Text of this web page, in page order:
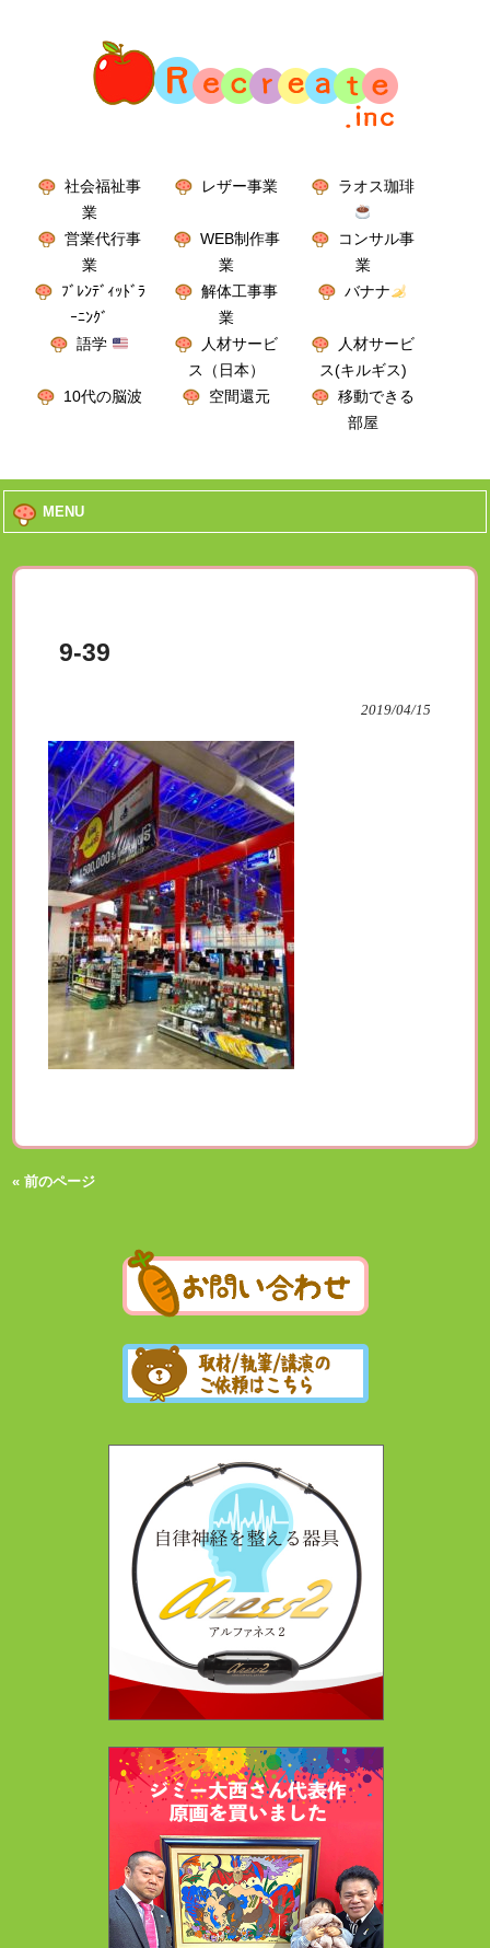
社会福祉事
業
レザー事業 ラオス珈琲
営業代行事
業
WEB制作事
業
コンサル事
業
ﾌﾞﾚﾝﾃﾞｨｯﾄﾞﾗ
ｰﾆﾝｸﾞ
解体工事事
業
バナナ
語学
人材サービ
ス（日本）
人材サービ
ス(キルギス)
10代の脳波
空間還元
移動できる
部屋
MENU
9-39
2019/04/15
« 前のページ